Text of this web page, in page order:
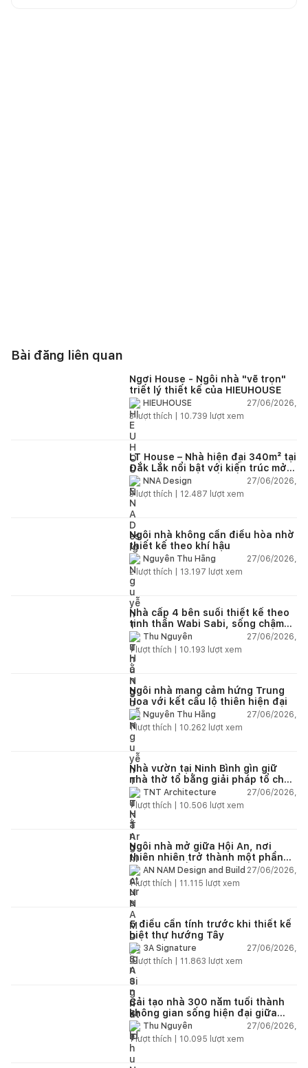
Bài đăng liên quan
Ngơi House - Ngôi nhà "vẽ trọn"
triết lý thiết kế của HIEUHOUSE
HIEUHOUSE
27/06/2026,
3lượt thích | 10.739 lượt xem
LT House – Nhà hiện đại 340m² tại
Đắk Lắk nổi bật với kiến trúc mở
và hệ sân vườn kết nối thiên
nhiên
NNA Design
27/06/2026,
3lượt thích | 12.487 lượt xem
Ngôi nhà không cần điều hòa nhờ
thiết kế theo khí hậu
Nguyễn Thu Hằng
27/06/2026,
2lượt thích | 13.197 lượt xem
Nhà cấp 4 bên suối thiết kế theo
tinh thần Wabi Sabi, sống chậm
giữa thiên nhiên
Thu Nguyễn
27/06/2026,
1lượt thích | 10.193 lượt xem
Ngôi nhà mang cảm hứng Trung
Hoa với kết cấu lộ thiên hiện đại
Nguyễn Thu Hằng
27/06/2026,
1lượt thích | 10.262 lượt xem
Nhà vườn tại Ninh Bình gìn giữ
nhà thờ tổ bằng giải pháp tổ chức
lại không gian
TNT Architecture
27/06/2026,
1lượt thích | 10.506 lượt xem
Ngôi nhà mở giữa Hội An, nơi
thiên nhiên trở thành một phần
của cuộc sống
AN NAM Design and Build 27/06/2026,
1lượt thích | 11.115 lượt xem
5 điều cần tính trước khi thiết kế
biệt thự hướng Tây
3A Signature
27/06/2026,
2lượt thích | 11.863 lượt xem
Cải tạo nhà 300 năm tuổi thành
không gian sống hiện đại giữa
thiên nhiên
Thu Nguyễn
27/06/2026,
1lượt thích | 10.095 lượt xem